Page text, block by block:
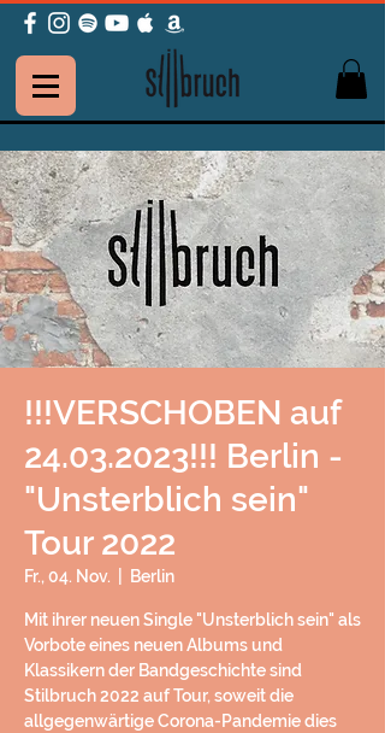
!!!VERSCHOBEN auf
24.03.2023!!! Berlin -
"Unsterblich sein"
Tour 2022
Fr., 04. Nov. Berlin
Mit ihrer neuen Single "Unsterblich sein" als
Vorbote eines neuen Albums und
Klassikern der Bandgeschichte sind
Stilbruch 2022 auf Tour, soweit die
allgegenwärtige Corona-Pandemie dies